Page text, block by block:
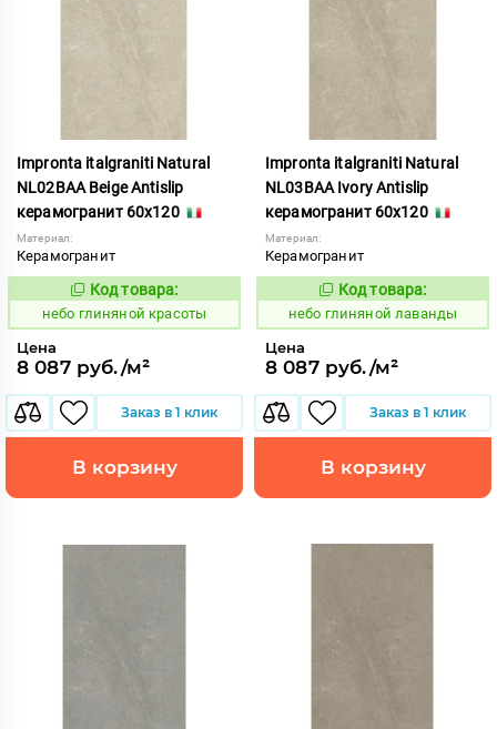
Impronta italgraniti Natural
NL02BAA Beige Antislip
керамогранит 60x120
Материал:
Керамогранит
1111540
Код товара:
небо глиняной красоты
Цена
8 087 руб./м²
Заказ в 1 клик
В корзину
Impronta italgraniti Natural
NL03BAA Ivory Antislip
керамогранит 60x120
Материал:
Керамогранит
1111541
Код товара:
небо глиняной лаванды
Цена
8 087 руб./м²
Заказ в 1 клик
В корзину